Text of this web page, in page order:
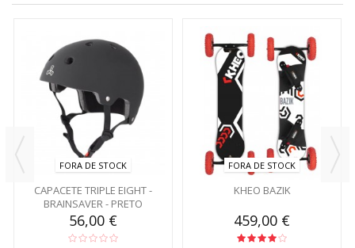
FORA DE STOCK
CAPACETE TRIPLE EIGHT -
BRAINSAVER - PRETO
56,00 €
FORA DE STOCK
KHEO BAZIK
459,00 €